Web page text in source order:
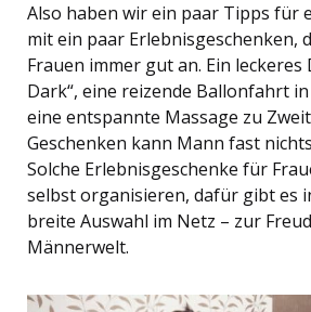
Also haben wir ein paar Tipps für
mit ein paar Erlebnisgeschenken,
Frauen immer gut an. Ein leckeres
Dark“, eine reizende Ballonfahrt
eine entspannte Massage zu
Geschenken kann Mann fast
Solche Erlebnisgeschenke für
selbst organisieren, dafür gibt es
breite Auswahl im Netz – zur
Männerwelt.